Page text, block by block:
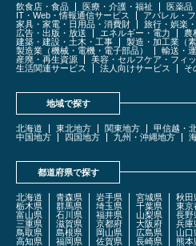
飲食店・食品 医療・介護・福祉 医薬品
IT・Web・情報通信サービス
アパレル・
家具・家電・日用品・消費財
旅行・娯楽
広告・出版・放送
エネルギー・電力
農
建築・建設・土木・工事
製造・加工業（
製造業（機械・電機・電子部品）
輸送・
産廃・再生資源
美容・セルフケア・フィ
生活関連サービス
法人向けサービス そ
地域で探す
北海道 東北地方 関東地方 甲信越・
中国地方
四国地方 九州・沖縄地方
都道府県で探す
北海道 青森県 岩手県 宮城県 秋田
栃木県
群馬県 埼玉県 千葉県 東京
富山県
石川県 福井県 山梨県 長野
三重県
滋賀県 京都府 大阪府 兵庫
鳥取県
島根県 岡山県 広島県 山口
高知県
福岡県 佐賀県 長崎県 熊本